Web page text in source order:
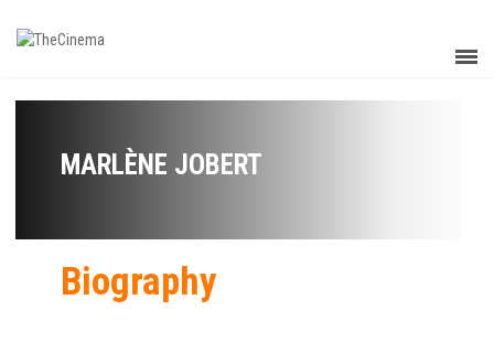
MARLÈNE JOBERT
Biography